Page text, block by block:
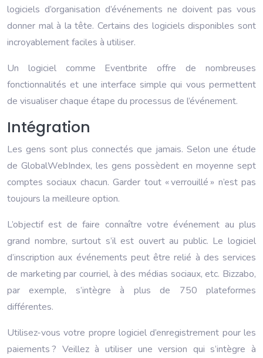
logiciels d’organisation d’événements ne doivent pas vous
donner mal à la tête. Certains des logiciels disponibles sont
incroyablement faciles à utiliser.
Un logiciel comme Eventbrite offre de nombreuses
fonctionnalités et une interface simple qui vous permettent
de visualiser chaque étape du processus de l’événement.
Intégration
Les gens sont plus connectés que jamais. Selon une étude
de GlobalWebIndex, les gens possèdent en moyenne sept
comptes sociaux chacun. Garder tout « verrouillé » n’est pas
toujours la meilleure option.
L’objectif est de faire connaître votre événement au plus
grand nombre, surtout s’il est ouvert au public. Le logiciel
d’inscription aux événements peut être relié à des services
de marketing par courriel, à des médias sociaux, etc. Bizzabo,
par exemple, s’intègre à plus de 750 plateformes
différentes.
Utilisez-vous votre propre logiciel d’enregistrement pour les
paiements ? Veillez à utiliser une version qui s’intègre à